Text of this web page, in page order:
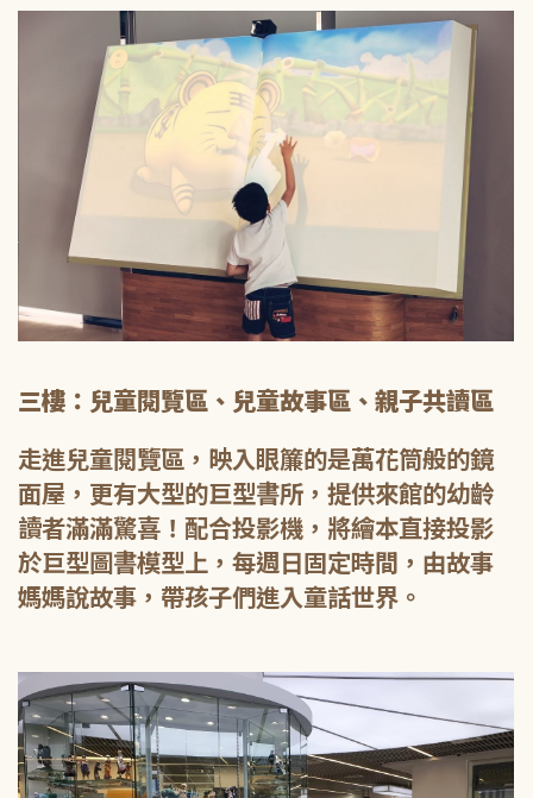
三樓：兒童閱覽區、兒童故事區、親子共讀區
走進兒童閱覽區，映入眼簾的是萬花筒般的鏡
面屋，更有大型的巨型書所，提供來館的幼齡
讀者滿滿驚喜！配合投影機，將繪本直接投影
於巨型圖書模型上，每週日固定時間，由故事
媽媽說故事，帶孩子們進入童話世界。